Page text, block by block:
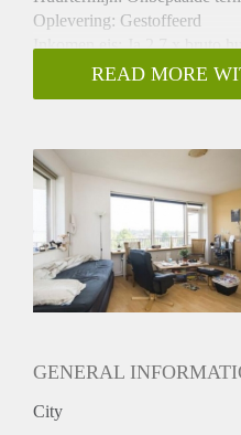
Oplevering: Gestoffeerd
Inkomen eis: Ja 2,7 x bruto
Garantiestelling mogelijk: Ja
Borg: 1 maand
Gedeelde keuken: Nee
Gedeelde Douche: Nee
Gedeelde woonkamer: Nee
Huisgenoten: Nee
Geslacht huisgenoten: N.v.t
READ MORE
GENERAL
City